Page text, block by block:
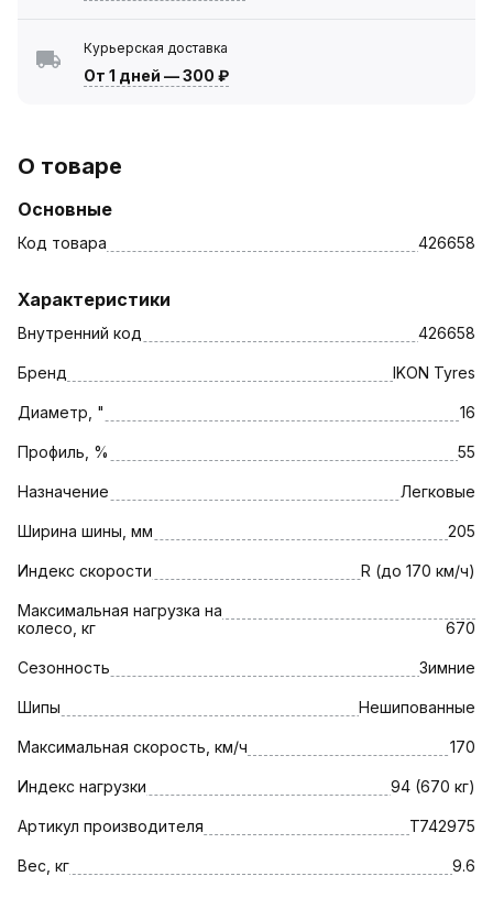
Курьерская доставка
От 1 дней —300 ₽
О товаре
Основные
Код товара 426658
Характеристики
Внутренний код 426658
Бренд IKON Tyres
Диаметр, " 16
Профиль, % 55
Назначение Легковые
Ширина шины, мм 205
Индекс скорости R (до 170 км/ч)
Максимальная нагрузка на
колесо, кг
670
Сезонность Зимние
Шипы Нешипованные
Максимальная скорость, км/ч 170
Индекс нагрузки 94 (670 кг)
Артикул производителя T742975
Вес, кг 9.6